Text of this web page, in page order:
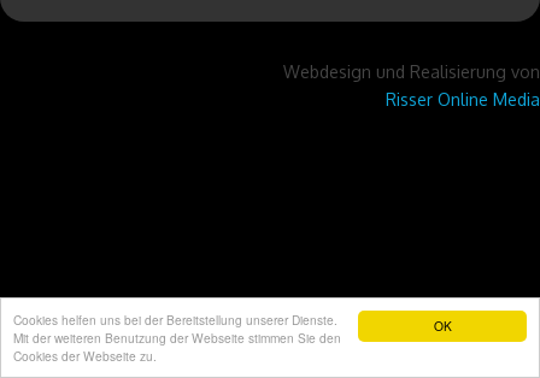
OK
Cookies helfen uns bei der Bereitstellung unserer Dienste.
Mit der weiteren Benutzung der Webseite stimmen Sie den
Cookies der Webseite zu.
Webdesign und Realisierung von
Risser Online Media